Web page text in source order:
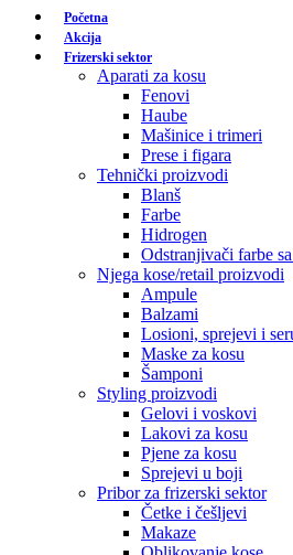
Početna
Akcija
Frizerski sektor
Aparati za kosu
Fenovi
Haube
Mašinice i trimeri
Prese i figara
Tehnički proizvodi
Blanš
Farbe
Hidrogen
Odstranjivači farbe
Njega kose/retail proizvodi
Ampule
Balzami
Losioni, sprejevi i
Maske za kosu
Šamponi
Styling proizvodi
Gelovi i voskovi
Lakovi za kosu
Pjene za kosu
Sprejevi u boji
Pribor za frizerski sektor
Četke i češljevi
Makaze